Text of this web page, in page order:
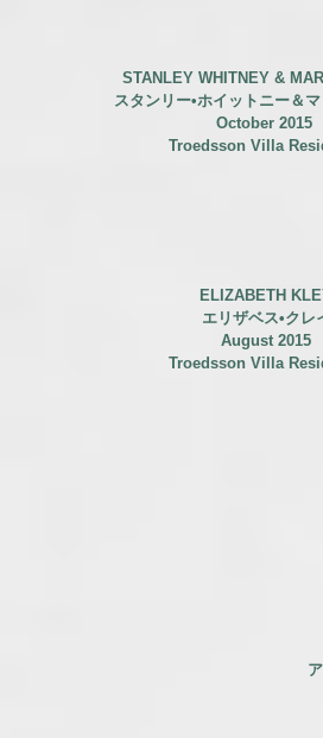
STANLEY WHITNEY &
スタンリー•ホイットニー＆
October 2015
Troedsson Villa
ELIZABETH
エリザベス•クレ
August 2015
Troedsson Villa